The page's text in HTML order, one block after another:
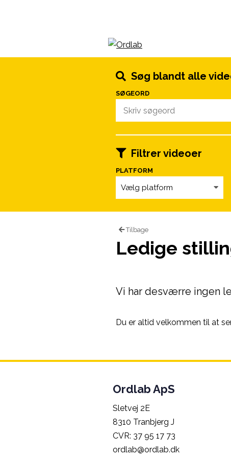
Søg blandt alle
SØGEORD
Filtrer videoer
PLATFORM
Vælg platform
Tilbage
Ledige
Vi har desværre ingen
Du er altid velkommen til at
Ordlab ApS
Sletvej 2E
8310 Tranbjerg J
CVR: 37 95 17 73
ordlab@ordlab.dk